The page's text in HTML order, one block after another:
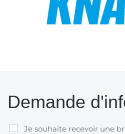
Demande
Je souhaite recevoir une